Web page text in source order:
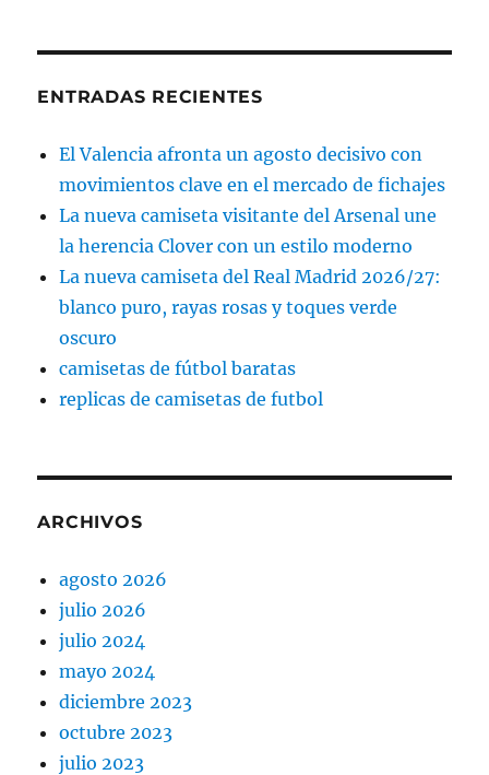
ENTRADAS RECIENTES
El Valencia afronta un agosto decisivo con
movimientos clave en el mercado de fichajes
La nueva camiseta visitante del Arsenal une
la herencia Clover con un estilo moderno
La nueva camiseta del Real Madrid 2026/27:
blanco puro, rayas rosas y toques verde
oscuro
camisetas de fútbol baratas
replicas de camisetas de futbol
ARCHIVOS
agosto 2026
julio 2026
julio 2024
mayo 2024
diciembre 2023
octubre 2023
julio 2023